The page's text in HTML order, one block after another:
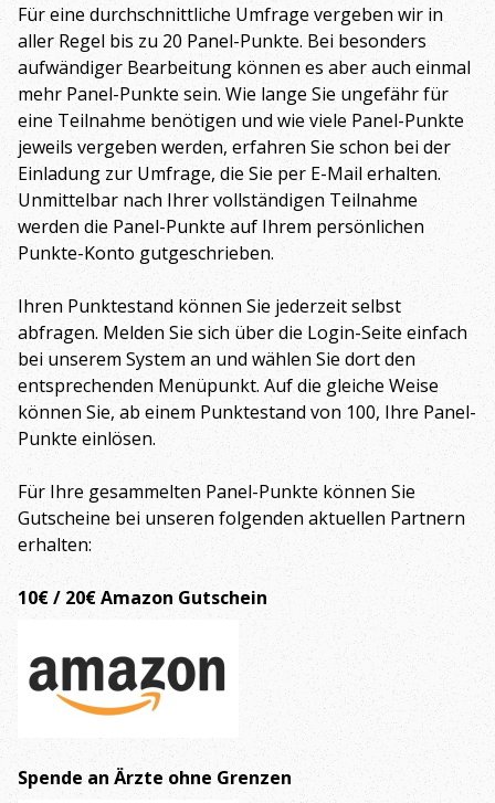
Für eine durchschnittliche Umfrage vergeben wir in
aller Regel bis zu 20 Panel-Punkte. Bei besonders
aufwändiger Bearbeitung können es aber auch einmal
mehr Panel-Punkte sein. Wie lange Sie ungefähr für
eine Teilnahme benötigen und wie viele Panel-Punkte
jeweils vergeben werden, erfahren Sie schon bei der
Einladung zur Umfrage, die Sie per E-Mail erhalten.
Unmittelbar nach Ihrer vollständigen Teilnahme
werden die Panel-Punkte auf Ihrem persönlichen
Punkte-Konto gutgeschrieben.
Ihren Punktestand können Sie jederzeit selbst
abfragen. Melden Sie sich über die Login-Seite einfach
bei unserem System an und wählen Sie dort den
entsprechenden Menüpunkt. Auf die gleiche Weise
können Sie, ab einem Punktestand von 100, Ihre Panel-
Punkte einlösen.
Für Ihre gesammelten Panel-Punkte können Sie
Gutscheine bei unseren folgenden aktuellen Partnern
erhalten:
10€ / 20€ Amazon Gutschein
Spende an Ärzte ohne Grenzen